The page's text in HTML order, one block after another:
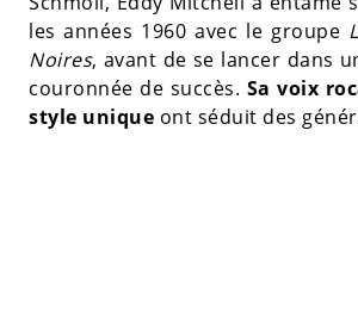
les années 1960 avec le groupe
Noires, avant de se lancer dans
couronnée de succès. Sa voix
style unique ont séduit des